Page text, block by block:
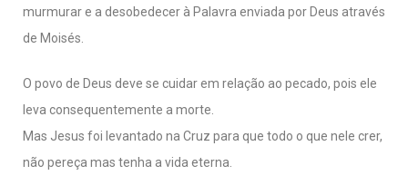
murmurar e a desobedecer à Palavra enviada por Deus através
de Moisés.
O povo de Deus deve se cuidar em relação ao pecado, pois ele
leva consequentemente a morte.
Mas Jesus foi levantado na Cruz para que todo o que nele crer,
não pereça mas tenha a vida eterna.